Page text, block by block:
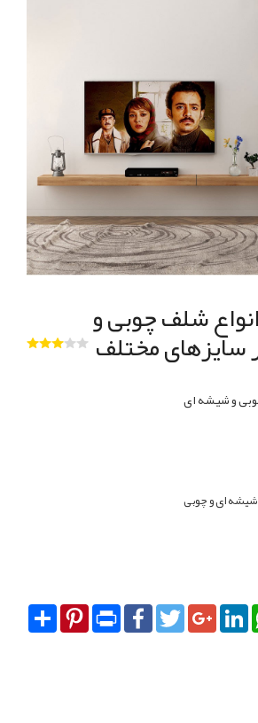
شلف چوبی و
مختلف
و شیشه ای
شیشه ای و چوبی
SharePinterest Print
FacebookTwitterGoogle+LinkedIn